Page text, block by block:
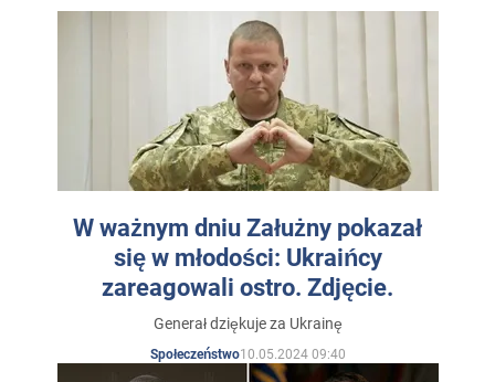
W ważnym dniu Załużny pokazał
się w młodości: Ukraińcy
zareagowali ostro. Zdjęcie.
Generał dziękuje za Ukrainę
Społeczeństwo10.05.2024 09:40